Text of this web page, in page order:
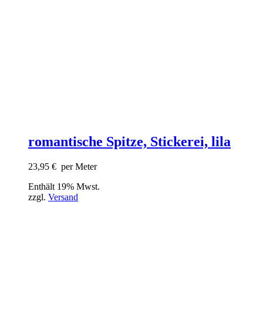
romantische Spitze, Stickerei, lila
23,95 € per Meter
Enthält 19% Mwst.
zzgl. Versand